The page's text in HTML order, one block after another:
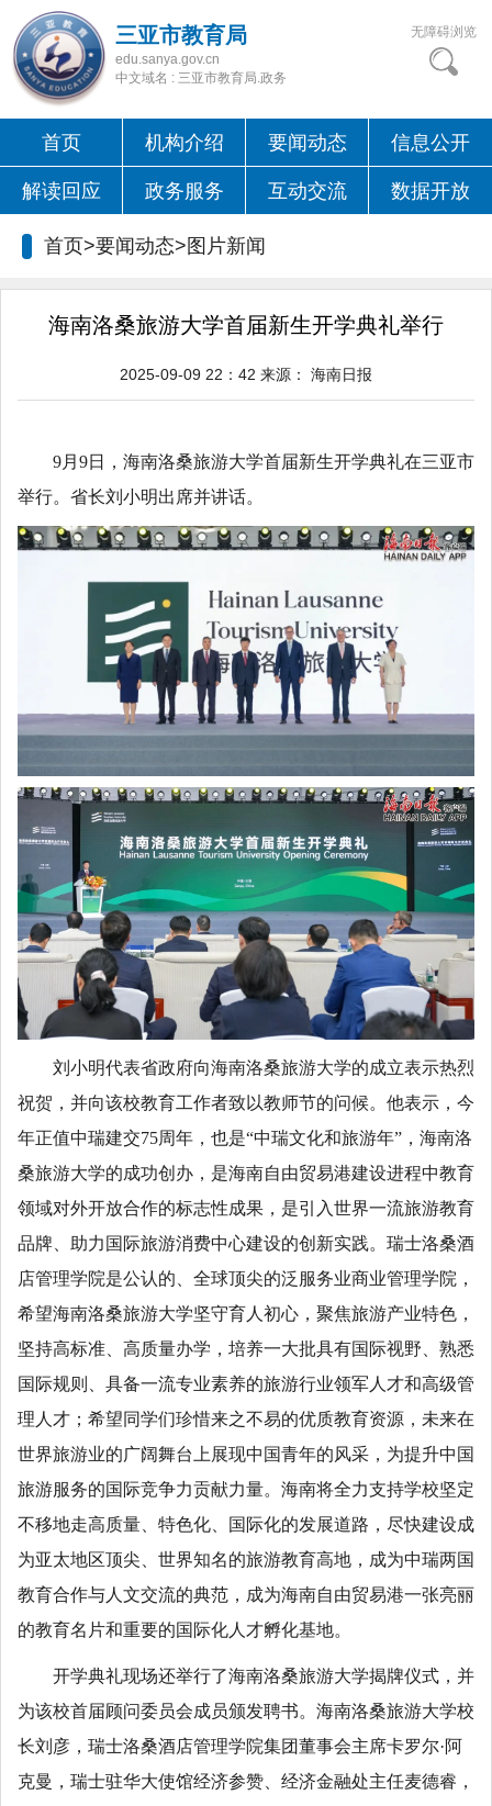
三亚市教育局
edu.sanya.gov.cn
中文域名 : 三亚市教育局.政务
无障碍浏览
首页 机构介绍 要闻动态 信息公开
解读回应 政务服务 互动交流 数据开放
首页>要闻动态>图片新闻
海南洛桑旅游大学首届新生开学典礼举行
2025-09-09 22：42 来源： 海南日报
9月9日，海南洛桑旅游大学首届新生开学典礼在三亚市
举行。省长刘小明出席并讲话。
刘小明代表省政府向海南洛桑旅游大学的成立表示热烈
祝贺，并向该校教育工作者致以教师节的问候。他表示，今
年正值中瑞建交75周年，也是“中瑞文化和旅游年”，海南洛
桑旅游大学的成功创办，是海南自由贸易港建设进程中教育
领域对外开放合作的标志性成果，是引入世界一流旅游教育
品牌、助力国际旅游消费中心建设的创新实践。瑞士洛桑酒
店管理学院是公认的、全球顶尖的泛服务业商业管理学院，
希望海南洛桑旅游大学坚守育人初心，聚焦旅游产业特色，
坚持高标准、高质量办学，培养一大批具有国际视野、熟悉
国际规则、具备一流专业素养的旅游行业领军人才和高级管
理人才；希望同学们珍惜来之不易的优质教育资源，未来在
世界旅游业的广阔舞台上展现中国青年的风采，为提升中国
旅游服务的国际竞争力贡献力量。海南将全力支持学校坚定
不移地走高质量、特色化、国际化的发展道路，尽快建设成
为亚太地区顶尖、世界知名的旅游教育高地，成为中瑞两国
教育合作与人文交流的典范，成为海南自由贸易港一张亮丽
的教育名片和重要的国际化人才孵化基地。
开学典礼现场还举行了海南洛桑旅游大学揭牌仪式，并
为该校首届顾问委员会成员颁发聘书。海南洛桑旅游大学校
长刘彦，瑞士洛桑酒店管理学院集团董事会主席卡罗尔·阿
克曼，瑞士驻华大使馆经济参赞、经济金融处主任麦德睿，